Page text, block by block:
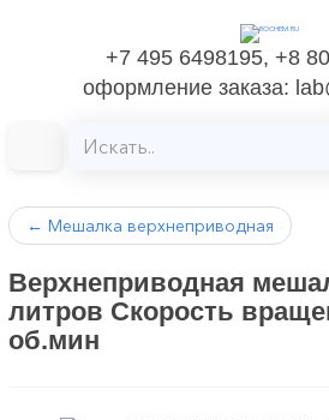
+7 495 6498195, +8
оформление заказа:
← Мешалка верхнеприводная
Верхнеприводная
литров Скорость
об.мин